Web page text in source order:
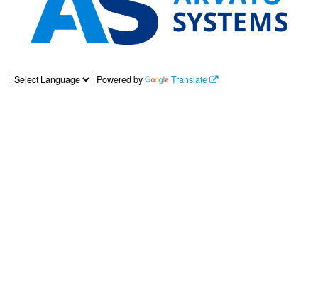
Powered by Translate